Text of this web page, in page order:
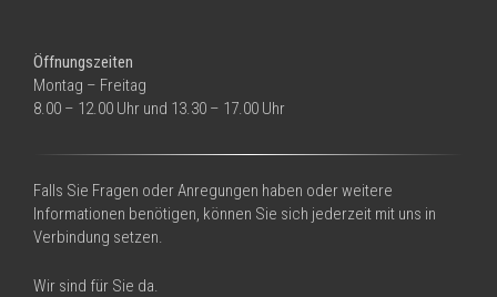
Öffnungszeiten
Montag – Freitag
8.00 – 12.00 Uhr und 13.30 – 17.00 Uhr
Falls Sie Fragen oder Anregungen haben oder weitere
Informationen benötigen, können Sie sich jederzeit mit uns in
Verbindung setzen.
Wir sind für Sie da.